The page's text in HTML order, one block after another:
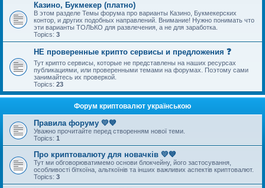
Казино, Букмекер (платно)
В этом разделе Темы форума про варианты Казино, Букмекерских
контор, и других подобных направлений. Внимание! Нужно понимать что
эти варианты ТОЛЬКО для развлечения, а не для заработка.
Topics: 3
НЕ проверенные крипто сервисы и предложения ❓
Тут крипто сервисы, которые не представлены на наших ресурсах
публикациями, или проверенными темами на форумах. Поэтому сами
занимайтесь их проверкой.
Topics: 23
Форум криптовалют українською
Правила форуму 💛💙
Уважно прочитайте перед створенням нової теми.
Topics: 1
Про криптовалюту для новачків 💛💙
Тут ми обговорюватимемо основи блокчейну, його застосування,
особливості біткоїна, альткоїнів та інших важливих аспектів криптовалют.
Topics: 3